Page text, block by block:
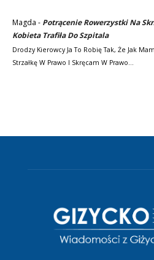
Magda - Potrącenie Rowerzystki Na
Kobieta Trafiła Do Szpitala
Drodzy Kierowcy Ja To Robię Tak, Że Jak
Strzałkę W Prawo I Skręcam W Prawo…